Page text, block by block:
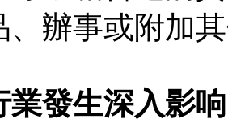
、辦事或附加
業發生深入影响